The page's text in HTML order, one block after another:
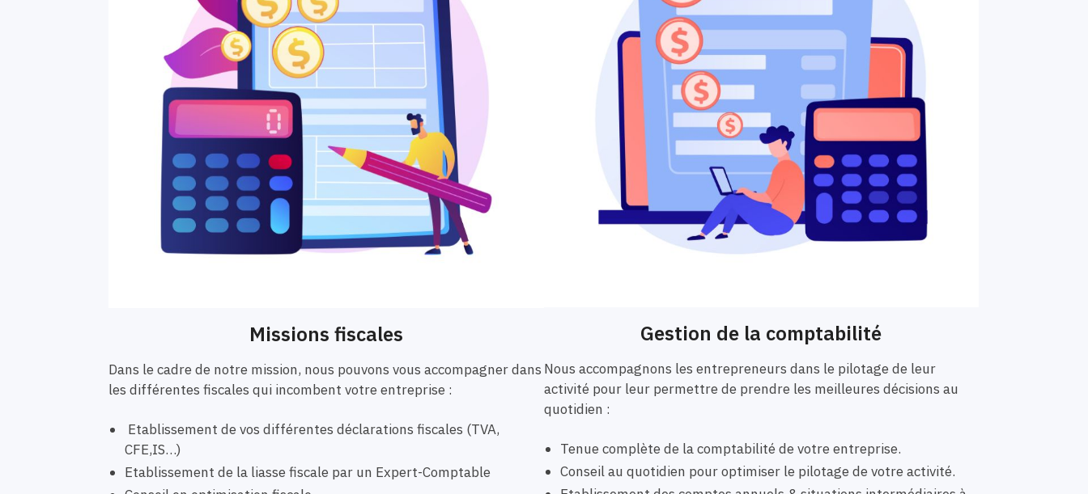
Missions fiscales
Dans le cadre de notre mission, nous pouvons vous accompagner dans
les différentes fiscales qui incombent votre entreprise :
Etablissement de vos différentes déclarations fiscales (TVA,
CFE,IS…)
Etablissement de la liasse fiscale par un Expert-Comptable
Gestion de la comptabilité
Nous accompagnons les entrepreneurs dans le pilotage de leur
activité pour leur permettre de prendre les meilleures décisions au
quotidien :
Tenue complète de la comptabilité de votre entreprise.
Conseil au quotidien pour optimiser le pilotage de votre activité.